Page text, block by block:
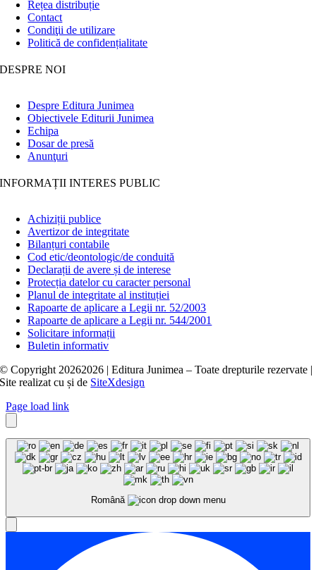
Rețea distribuție
Contact
Condiţii de utilizare
Politică de confidențialitate
DESPRE NOI
Despre Editura Junimea
Obiectivele Editurii Junimea
Echipa
Dosar de presă
Anunţuri
INFORMAȚII INTERES PUBLIC
Achiziții publice
Avertizor de integritate
Bilanțuri contabile
Cod etic/deontologic/de conduită
Declarații de avere și de interese
Protecția datelor cu caracter personal
Planul de integritate al instituției
Rapoarte de aplicare a Legii nr. 52/2003
Rapoarte de aplicare a Legii nr. 544/2001
Solicitare informații
Buletin informativ
© Copyright 20262026 | Editura Junimea – Toate drepturile rezervate |
Site realizat cușide SiteXdesign
Page load link
Română